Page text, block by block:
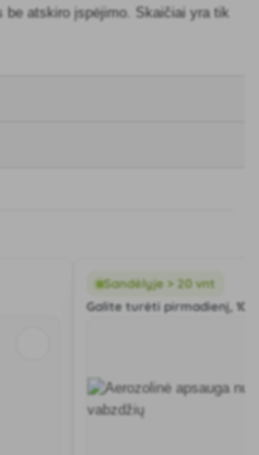
atskiro įspėjimo. Skaičiai yra tik
Sandėlyje > 20 vnt
Galite turėti pirmadienį,